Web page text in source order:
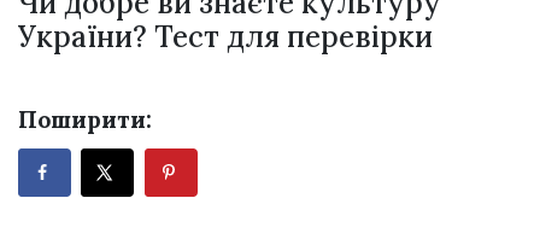
України? Тест для перевірки
Поширити: